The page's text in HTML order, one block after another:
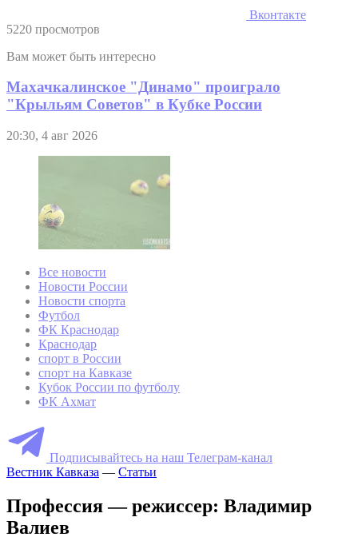
Вконтакте
5220 просмотров
Вам может быть интересно
Махачкалинское "Динамо" проиграло
"Крыльям Советов" в Кубке России
20:30, 4 авг 2026
Все новости
Новости России
Новости спорта
Футбол
ФК Краснодар
Краснодар
спорт в России
спорт на Кавказе
Кубок России по футболу
ФК Ахмат
Подписывайтесь на наш Телеграм-канал
Вестник Кавказа — Статьи
Профессия — режиссер: Владимир
Валиев